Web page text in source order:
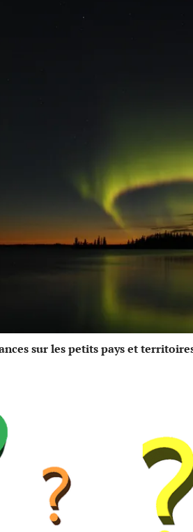
sur les petits pays et